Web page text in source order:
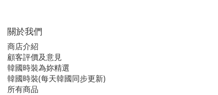
關於我們
商店介紹
顧客評價及意見
韓國時裝為妳精選
韓國時裝(每天韓國同步更新)
所有商品